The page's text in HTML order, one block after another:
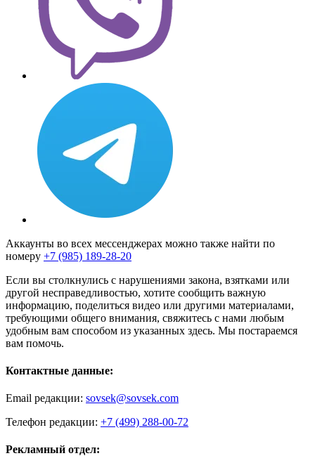
Аккаунты во всех мессенджерах можно также найти по
номеру +7 (985) 189-28-20
Если вы столкнулись с нарушениями закона, взятками или
другой несправедливостью, хотите сообщить важную
информацию, поделиться видео или другими материалами,
требующими общего внимания, свяжитесь с нами любым
удобным вам способом из указанных здесь. Мы постараемся
вам помочь.
Контактные данные:
Email редакции: sovsek@sovsek.com
Телефон редакции: +7 (499) 288-00-72
Рекламный отдел: